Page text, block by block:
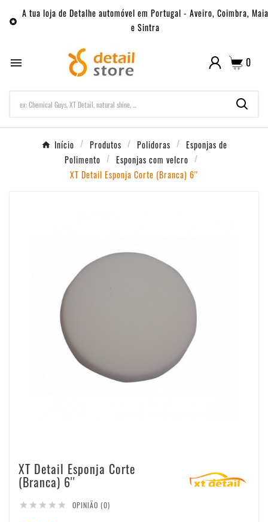

A tua loja de Detalhe automóvel em Portugal - Aveiro, Coimbra, Maia
e Sintra
 0
Início Produtos Polidoras
Esponjas de
Polimento
Esponjas com velcro
XT Detail Esponja Corte (Branca) 6''
XT Detail Esponja Corte
(Branca) 6''
     OPINIÃO (0)